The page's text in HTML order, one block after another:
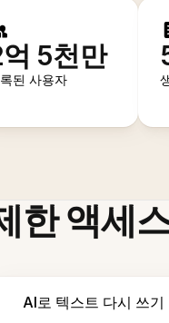
5천만
된 사용자
한 액세
AI로 텍스트 다시 쓰기